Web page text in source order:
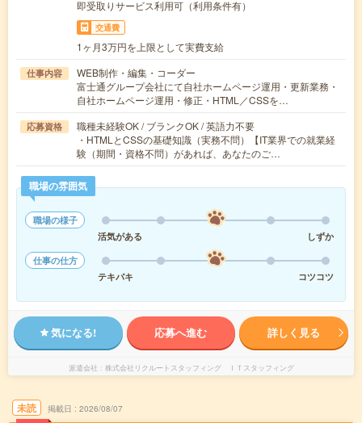
即受取りサービス利用可（利用条件有）
交通費
1ヶ月3万円を上限として実費支給
仕事内容
WEB制作・編集・コーダー
富士通グループ会社にて自社ホームページ運用・更新業務・
自社ホームページ運用・修正・HTML／CSSを…
応募資格
職種未経験OK / ブランクOK / 英語力不要
・HTMLとCSSの基礎知識（実務不問）【IT業界での就業経
験（期間・資格不問）があれば、あなたのご…
職場の雰囲気
職場の様子
活気がある
しずか
仕事の仕方
テキパキ
コツコツ
気になる! 応募へ進む 詳しく見る
派遣会社 株式会社リクルートスタッフィング ＩＴスタッフィング
未読 掲載日 2026/08/07